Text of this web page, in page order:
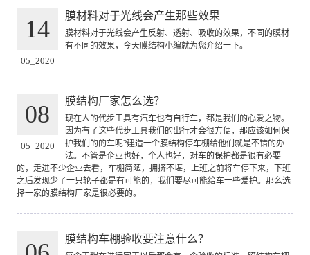
14
05_2020
膜材料对于光线会产生那些效果
膜材料对于光线会产生反射、透射、吸收的效果，不同的膜材
有不同的效果，今天膜结构小编就为您介绍一下。
08
05_2020
膜结构厂家怎么选？
现在人的代步工具有汽车也有自行车，都是我们的心爱之物。
因为有了这些代步工具我们的出行才会很方便，那应该如何保
护我们的的车呢?建造一个膜结构停车棚给他们就是不错的办
法。不管是企业也好，个人也好，对车的保护都是很有必要
的，走进不少企业去看，车棚简陋，拥挤不堪，上班之前将车停下来，下班
之后发现少了一只轮子都是有可能的，我们要尽可能给车一些爱护。那么选
择一家的膜结构厂家是很必要的。
膜结构车棚验收要注意什么？